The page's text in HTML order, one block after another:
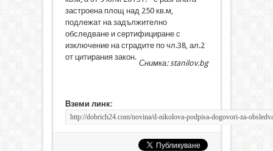
застроена площ над 250 кв.м,
подлежат на задължително
обследване и сертифициране с
изключение на сградите по чл.38, ал.2
от цитирания закон.
Снимка: stanilov.bg
Вземи линк: